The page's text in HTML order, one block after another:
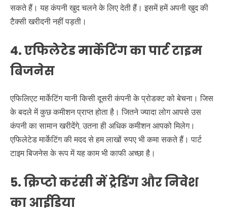
सकते हैं। यह कंपनी खुद चलने के लिए देती हैं। इसमें हमें अपनी खुद की
टैक्सी खरीदनी नहीं पड़ती।
4. एफिलेटेड मार्केटिंग का पार्ट टाइम
बिजनेस
एफिलिएट मार्केटिंग यानी किसी दूसरी कंपनी के प्रोडक्ट को बेचना। जिस
के बदले में कुछ कमीशन प्राप्त होता है। जितने ज्यादा लोग आपसे उस
कंपनी का सामान खरीदेंगे, उतना ही अधिक कमीशन आपको मिलेग।
एफिलेटेड मार्केटिंग की मदद से हम लाखों रुपए भी कमा सकते हैं। पार्ट
टाइम बिजनेस के रूप में यह काम भी काफी अच्छा है।
5. क्रिप्टो करंसी में ट्रेडिंग और निवेश
का आईडिया